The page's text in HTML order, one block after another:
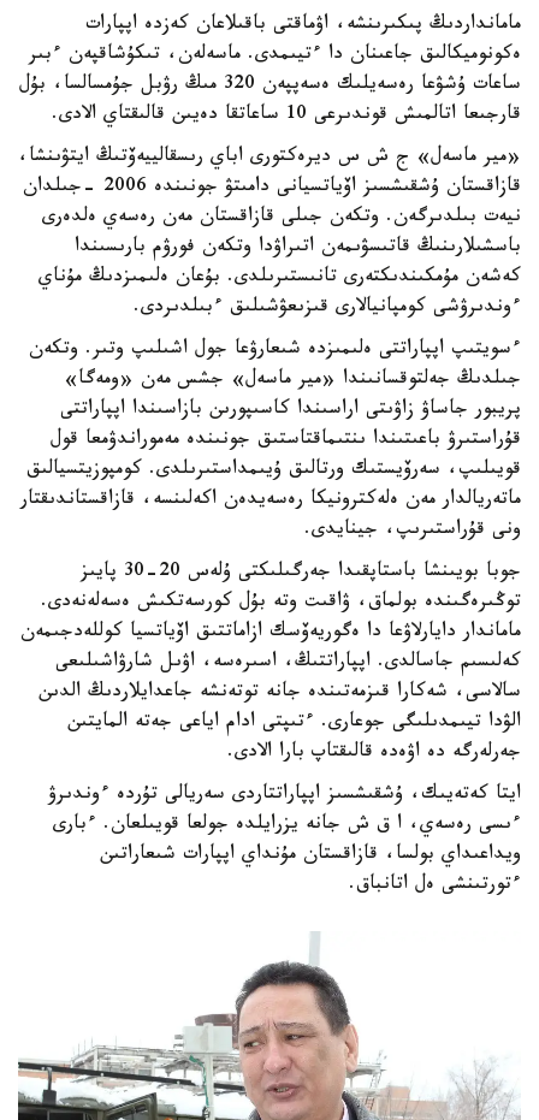
مامانداردىڭ پىكىرىنشە، اۋماقتى باقىلاعان كەزدە اپپارات
ەكونوميكالىق جاعىنان دا ءتيىمدى. ماسەلەن، تىكۇشاقپەن ءبىر
ساعات ۇشۋعا رەسەيلىك ەسەپپەن 320 مىڭ رۋبل جۇمسالسا، بۇل
قارجىعا اتالمىش قوندىرعى 10 ساعاتقا دەيىن قالىقتاي الادى.
«مير ماسەل» ج ش س ديرەكتورى اباي رىسقالييەۆتىڭ ايتۋىنشا،
قازاقستان ۇشقىشسىز اۆياتسيانى دامىتۋ جونىندە 2006 -جىلدان
نيەت بىلدىرگەن. وتكەن جىلى قازاقستان مەن رەسەي ەلدەرى
باسشىلارىنىڭ قاتىسۋىمەن اتىراۋدا وتكەن فورۋم بارىسىندا
كەشەن مۇمكىندىكتەرى تانىستىرىلدى. بۇعان ەلىمىزدىڭ مۇناي
ءوندىرۋشى كومپانيالارى قىزىعۋشىلىق ءبىلدىردى.
ءسويتىپ اپپاراتتى ەلىمىزدە شىعارۋعا جول اشىلىپ وتىر. وتكەن
جىلدىڭ جەلتوقسانىندا «مير ماسەل» جشس مەن «ومەگا»
پريبور جاساۋ زاۋىتى اراسىندا كاسىپورىن بازاسىندا اپپاراتتى
قۇراستىرۋ باعىتىندا ىنتىماقتاستىق جونىندە مەموراندۋمعا قول
قويىلىپ، سەرۆيستىك ورتالىق ۇيىمداستىرىلدى. كومپوزيتسيالىق
ماتەريالدار مەن ەلەكترونيكا رەسەيدەن اكەلىنسە، قازاقستاندىقتار
ونى قۇراستىرىپ، جينايدى.
جوبا بويىنشا باستاپقىدا جەرگىلىكتى ۇلەس 20-30 پايىز
توڭىرەگىندە بولماق، ۋاقىت وتە بۇل كورسەتكىش ەسەلەنەدى.
ماماندار دايارلاۋعا دا ەگوريەۆسك ازاماتتىق اۆياتسيا كوللەدجىمەن
كەلىسىم جاسالدى. اپپاراتتىڭ، اسىرەسە، اۋىل شارۋاشىلىعى
سالاسى، شەكارا قىزمەتىندە جانە توتەنشە جاعدايلاردىڭ الدىن
الۋدا تيىمدىلىگى جوعارى. ءتىپتى ادام اياعى جەتە المايتىن
جەرلەرگە دە اۋەدە قالىقتاپ بارا الادى.
ايتا كەتەيىك، ۇشقىشسىز اپپاراتتاردى سەريالى تۇردە ءوندىرۋ
ءىسى رەسەي، ا ق ش جانە يزرايلدە جولعا قويىلعان. ءبارى
ويداعىداي بولسا، قازاقستان مۇنداي اپپارات شىعاراتىن
ءتورتىنشى ەل اتانباق.